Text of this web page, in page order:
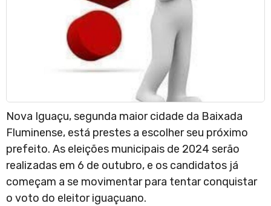
Nova Iguaçu, segunda maior cidade da Baixada
Fluminense, está prestes a escolher seu próximo
prefeito. As eleições municipais de 2024 serão
realizadas em 6 de outubro, e os candidatos já
começam a se movimentar para tentar conquistar
o voto do eleitor iguaçuano.